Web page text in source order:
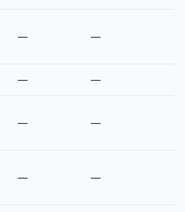
— —
— —
— —
— —